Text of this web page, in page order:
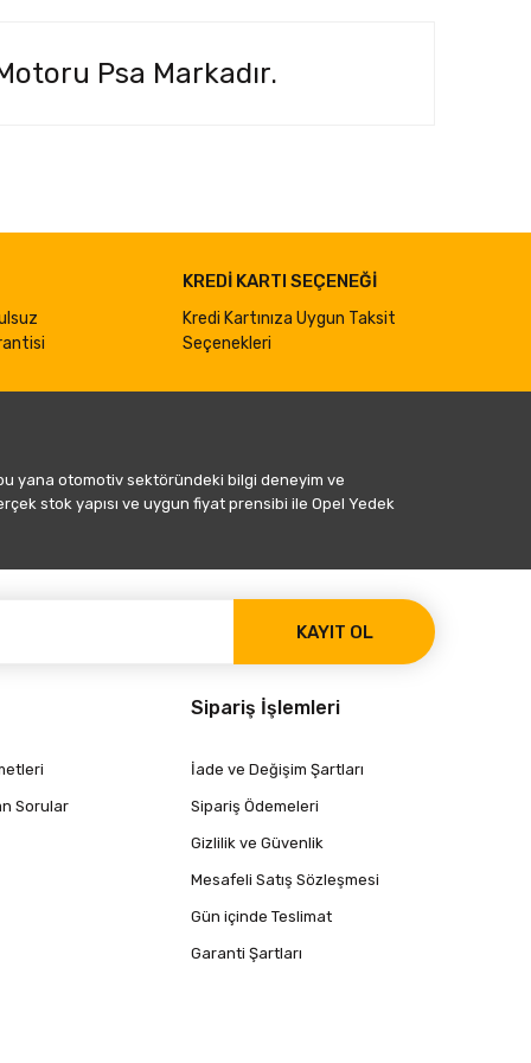
Psa Markadır.
KREDİ KARTI SEÇENEĞİ
Kredi Kartınıza Uygun Taksit
Seçenekleri
yana otomotiv sektöründeki bilgi deneyim ve
stok yapısı ve uygun fiyat prensibi ile Opel Yedek
KAYIT OL
Sorular
Sipariş İşlemleri
İade ve Değişim Şartları
Sipariş Ödemeleri
Gizlilik ve Güvenlik
Mesafeli Satış Sözleşmesi
Gün içinde Teslimat
Garanti Şartları